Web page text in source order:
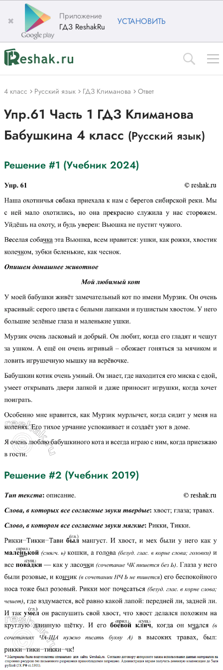
✖
Приложение
ГДЗ ReshakRu
УСТАНОВИТЬ
4 класс Русский язык ГДЗ Климанова Ответ
Упр.61 Часть 1 ГДЗ Климанова
Бабушкина 4 класс (Русский язык)
Решение #1 (Учебник 2024)
Решение #2 (Учебник 2019)